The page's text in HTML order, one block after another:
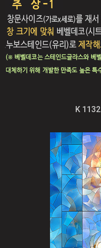
K 1132